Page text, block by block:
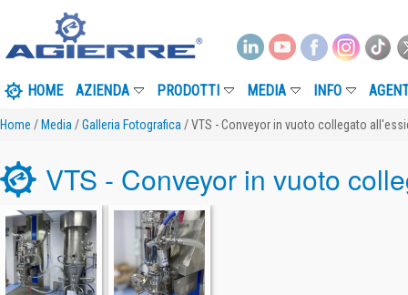
HOME AZIENDA PRODOTTI MEDIA INFO
Home / Media /Galleria Fotografica / VTS - Conveyor in vuoto collegato
VTS - Conveyor in vuoto